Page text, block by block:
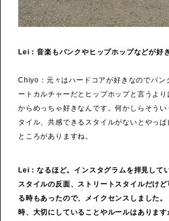
Lei：音楽もパンクやヒップホップなどが好
Chiyo：元々はハードコアが好きなのでパン
ートカルチャーだとヒップホップと言うよ
からめっちゃ好きなんです。何かしらそうい
タイル、共感できるスタイルがないとやっ
ところがありますね。
Lei：なるほど。インスタグラムを拝見して
スタイルの反面、ストリートスタイルだけ
る時もあったので、メイクセンスしました
時、大切にしていることやルールはあります